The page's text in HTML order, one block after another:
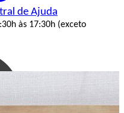
de Ajuda
às 17:30h (exceto